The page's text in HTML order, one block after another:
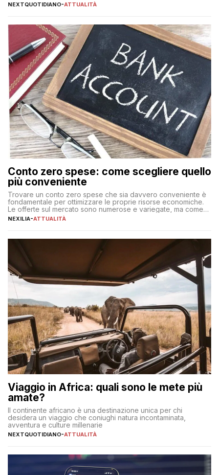
NEXTQUOTIDIANO-ATTUALITÀ
Conto zero spese: come scegliere quello
più conveniente
Trovare un conto zero spese che sia davvero conveniente è
fondamentale per ottimizzare le proprie risorse economiche.
Le offerte sul mercato sono numerose e variegate, ma come
individuare quella più adatta alle proprie esigenze senza
sul […]
NEXILIA-ATTUALITÀ
Viaggio in Africa: quali sono le mete più
amate?
Il continente africano è una destinazione unica per chi
desidera un viaggio che coniughi natura incontaminata,
avventura e culture millenarie
NEXTQUOTIDIANO-ATTUALITÀ